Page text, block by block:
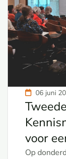
06 juni
voor
Op